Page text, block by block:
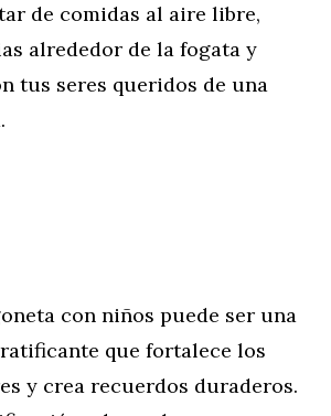
de comidas al aire libre,
alrededor de la fogata y
tus seres queridos de una
con niños puede ser una
que fortalece los
y crea recuerdos duraderos.